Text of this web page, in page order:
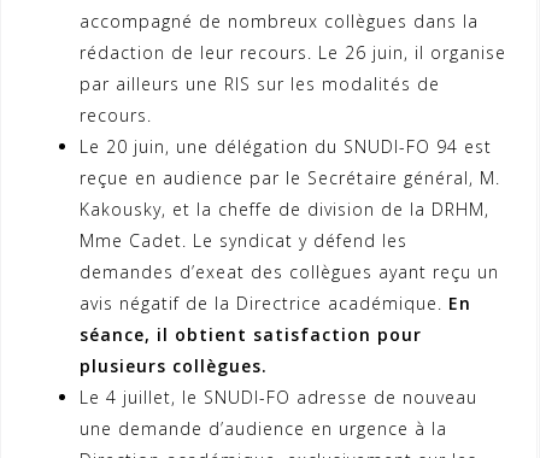
accompagné de nombreux collègues dans la
rédaction de leur recours. Le 26 juin, il organise
par ailleurs une RIS sur les modalités de
recours.
Le 20 juin, une délégation du SNUDI-FO 94 est
reçue en audience par le Secrétaire général, M.
Kakousky, et la cheffe de division de la DRHM,
Mme Cadet. Le syndicat y défend les
demandes d’exeat des collègues ayant reçu un
avis négatif de la Directrice académique. En
séance, il obtient satisfaction pour
plusieurs collègues.
Le 4 juillet, le SNUDI-FO adresse de nouveau
une demande d’audience en urgence à la